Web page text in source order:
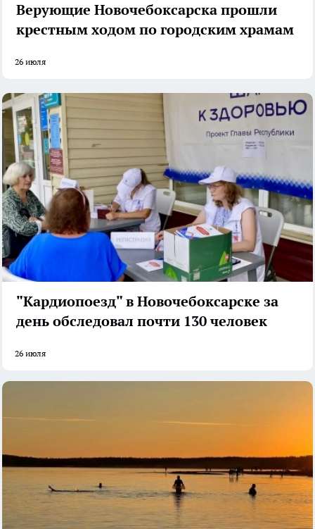
Верующие Новочебоксарска прошли
крестным ходом по городским храмам
26 июля
"Кардиопоезд" в Новочебоксарске за
день обследовал почти 130 человек
26 июля